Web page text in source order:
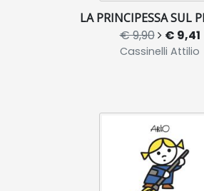
LA PRINCIPESSA SUL
€ 9,90 € 9,41
Cassinelli Attilio